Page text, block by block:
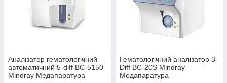
Аналізатор гематологічний
автоматичний 5-diff BC-5150
Mindray Медапаратура
Гематологічний аналізатор 3-
Diff BC-20S Mindray
Медапаратура